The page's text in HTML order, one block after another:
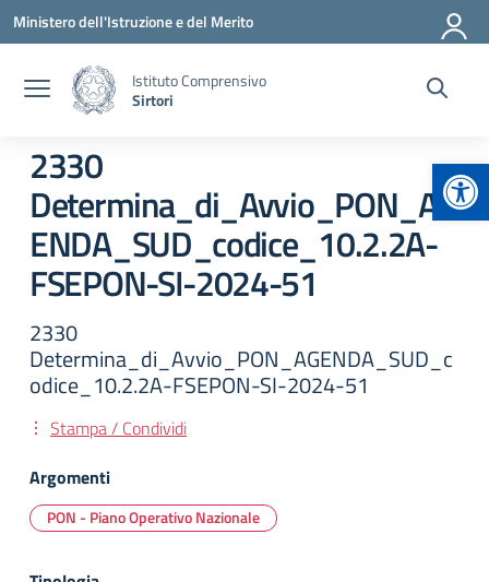
Vai ai contenuti
Vai al menu di navigazione
Vai al footer
Ministero dell'Istruzione e del Merito
Istituto Comprensivo
Sirtori
2330
Determina_di_Avvio_PON_AG
ENDA_SUD_codice_10.2.2A-
FSEPON-SI-2024-51
2330
Determina_di_Avvio_PON_AGENDA_SUD_c
odice_10.2.2A-FSEPON-SI-2024-51
Stampa / Condividi
Argomenti
PON - Piano Operativo Nazionale